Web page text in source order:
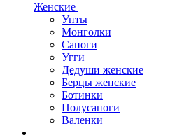
Женские
Унты
Монголки
Сапоги
Угги
Дедуши женские
Берцы женские
Ботинки
Полусапоги
Валенки